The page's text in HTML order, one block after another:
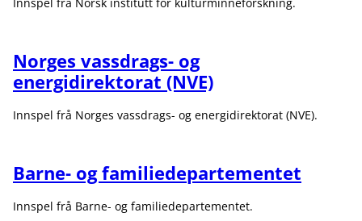
Norges vassdrags- og
energidirektorat (NVE)
Innspel frå Norges vassdrags- og energidirektorat (NVE).
Barne- og familiedepartementet
Innspel frå Barne- og familiedepartementet.